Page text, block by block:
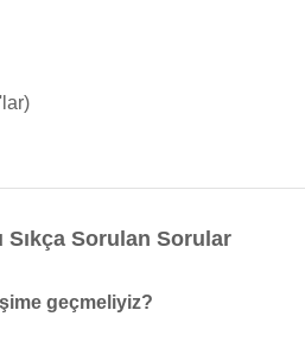
Sorulan Sorular
geçmeliyiz?